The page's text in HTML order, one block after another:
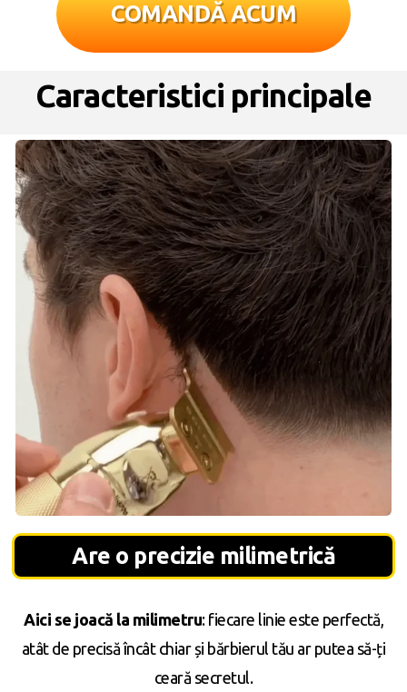
COMANDĂ ACUM
Caracteristici principale
Are o precizie milimetrică
Aici se joacă la milimetru: fiecare linie este perfectă,
atât de precisă încât chiar și bărbierul tău ar putea să-ți
ceară secretul.